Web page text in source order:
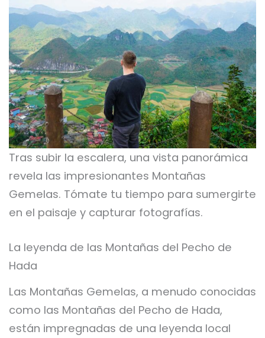
Tras subir la escalera, una vista panorámica
revela las impresionantes Montañas
Gemelas. Tómate tu tiempo para sumergirte
en el paisaje y capturar fotografías.
La leyenda de las Montañas del Pecho de
Hada
Las Montañas Gemelas, a menudo conocidas
como las Montañas del Pecho de Hada,
están impregnadas de una leyenda local